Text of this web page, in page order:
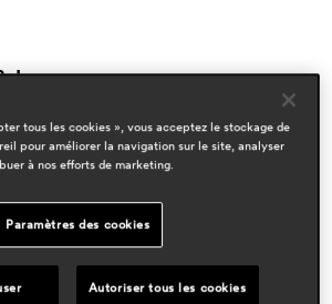
tous les cookies », vous acceptez le stockage de
pour améliorer la navigation sur le site, analyser
à nos efforts de marketing.
Paramètres des cookies
Autoriser tous les cookies